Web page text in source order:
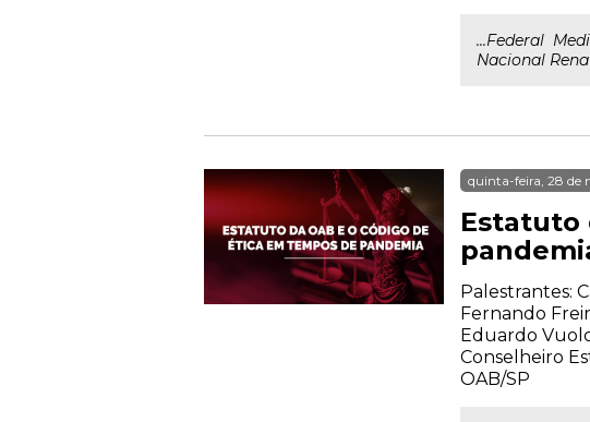
...Federal
Nacional
quinta-feira, 28 de
Estatuto
Palestrantes:
Fernando
Eduardo
Conselheiro
OAB/SP